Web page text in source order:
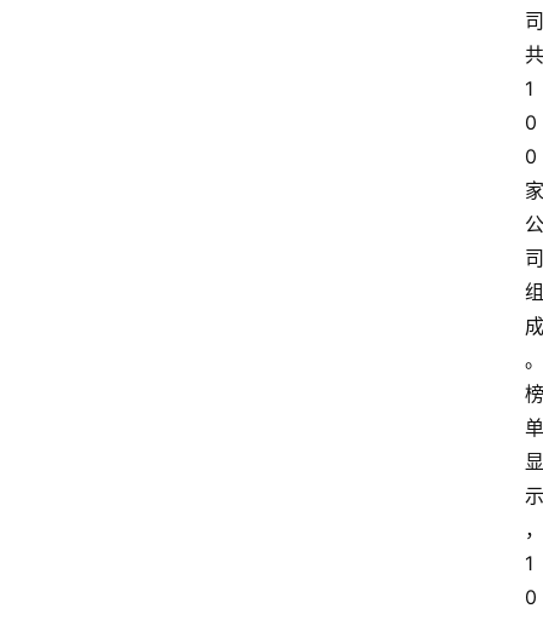
司
共
1
0
0
家
公
司
组
成
。
榜
单
显
示
，
1
0